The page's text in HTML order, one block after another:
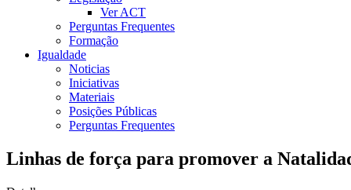
Ver ACT
Perguntas Frequentes
Formação
Igualdade
Noticias
Iniciativas
Materiais
Posições Públicas
Perguntas Frequentes
Linhas de força para promover a